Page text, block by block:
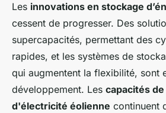
Les innovations en stockage
cessent de progresser. Des
supercapacités, permettant des
rapides, et les systèmes de
qui augmentent la flexibilité, sont
développement. Les capacités
d'électricité éolienne continuent